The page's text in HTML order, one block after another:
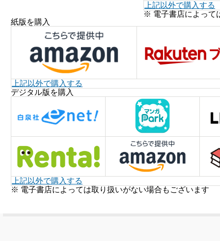
上記以外で購入する
※ 電子書店によって
紙版を購入
上記以外で購入する
デジタル版を購入
上記以外で購入する
※ 電子書店によっては取り扱いがない場合もございます